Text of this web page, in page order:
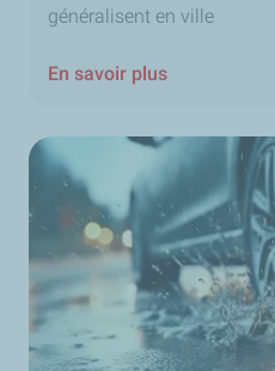
généralisent en ville
En savoir plus